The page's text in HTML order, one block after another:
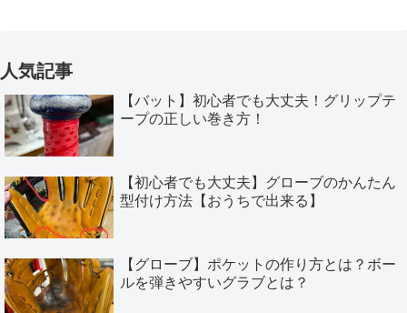
人気記事
【バット】初心者でも大丈夫！グリップテ
ープの正しい巻き方！
【初心者でも大丈夫】グローブのかんたん
型付け方法【おうちで出来る】
【グローブ】ポケットの作り方とは？ボー
ルを弾きやすいグラブとは？